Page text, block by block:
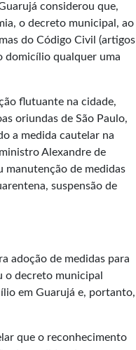
considerou que,
o decreto municipal, ao
do Código Civil (artigos
domicílio qualquer uma
flutuante na cidade,
oriundas de São Paulo,
a medida cautelar na
Alexandre de
manutenção de medidas
suspensão de
adoção de medidas para
o decreto municipal
em Guarujá e, portanto,
que o reconhecimento